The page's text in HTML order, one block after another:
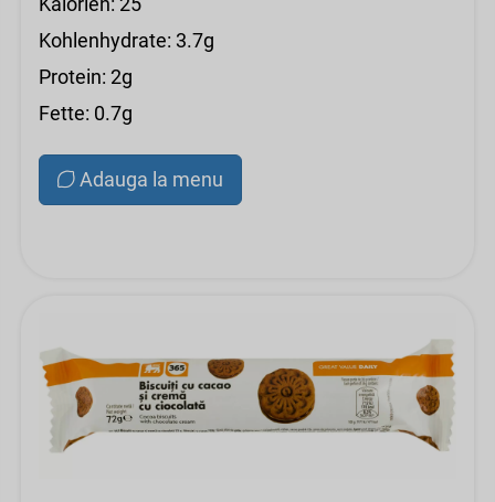
Kohlenhydrate: 3.7g
Protein: 2g
Fette: 0.7g
Adauga la menu